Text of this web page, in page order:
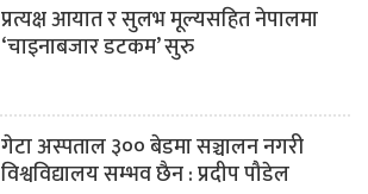
प्रत्यक्ष आयात र सुलभ मूल्यसहित नेपालमा
‘चाइनाबजार डटकम’ सुरु
गेटा अस्पताल ३०० बेडमा सञ्चालन नगरी
विश्वविद्यालय सम्भव छैन : प्रदीप पौडेल